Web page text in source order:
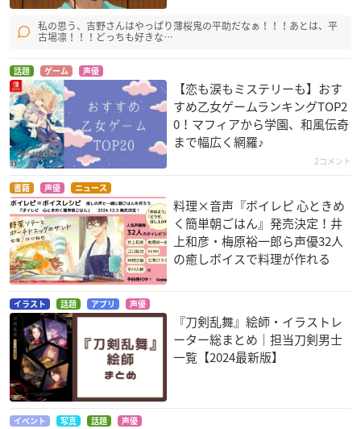
みなみけ ただいま
南ナツキ
絶園のテンペスト ～
THE CIVILIZATION
BLASTER～
鎖部哲馬
藤堂平助
輪廻のラグランジェ
season2
イゾ
アルカナ・ファミリ
ア -La storia della A
rcana Famiglia-
デビト
氷菓
私の思う、吉野さんはやっぱり薄桜鬼の平助だなぁ！！！あとは、平
古場凛！！！どっちも好きな…
話題 ゲーム 声優
【恋も涙もミステリーも】おす
すめ乙女ゲームランキングTOP2
0！マフィアから学園、和風伝奇
まで幅広く網羅♪
2コメント
書籍 声優 ニュース
料理×音声『ボイレピ 心ときめ
く簡単朝ごはん』発売決定！井
上和彦・梅原裕一郎ら声優32人
の癒しボイスで料理が作れる
イラスト 話題 アプリ 声優
『刀剣乱舞』絵師・イラストレ
ーター総まとめ｜担当刀剣男士
一覧【2024最新版】
イベント 写真 話題 声優